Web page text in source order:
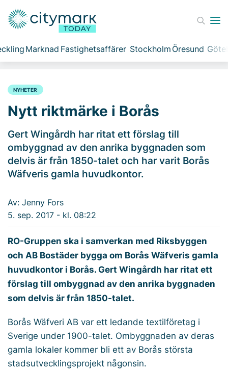
Marknad Fastighetsaffärer Stockholm Öresund
NYHETER
Nytt riktmärke i Borås
Gert Wingårdh har ritat ett förslag till
ombyggnad av den anrika byggnaden som
delvis är från 1850-talet och har varit Borås
Wäfveris gamla huvudkontor.
Av: Jenny Fors
5. sep. 2017 - kl. 08:22
RO-Gruppen ska i samverkan med Riksbyggen
och AB Bostäder bygga om Borås Wäfveris gamla
huvudkontor i Borås. Gert Wingårdh har ritat ett
förslag till ombyggnad av den anrika byggnaden
som delvis är från 1850-talet.
Borås Wäfveri AB var ett ledande textilföretag i
Sverige under 1900-talet. Ombyggnaden av deras
gamla lokaler kommer bli ett av Borås största
stadsutvecklingsprojekt någonsin.